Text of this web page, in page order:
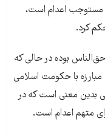
مستوجب اعدام است،
کرد.
بوده در حالی که
با حکومت اسلامی
بدین معنی است که در
متهم اعدام است.